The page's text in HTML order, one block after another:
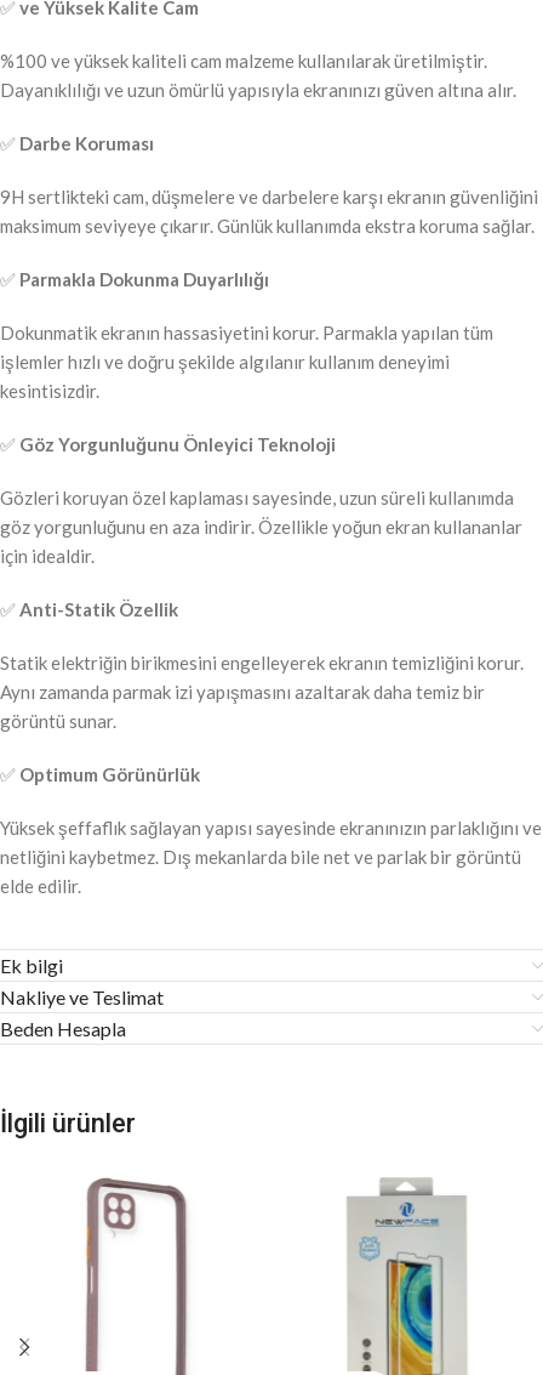
✅ve Yüksek Kalite Cam
%100 ve yüksek kaliteli cam malzeme kullanılarak üretilmiştir.
Dayanıklılığı ve uzun ömürlü yapısıyla ekranınızı güven altına alır.
✅ Darbe Koruması
9H sertlikteki cam, düşmelere ve darbelere karşı ekranın güvenliğini
maksimum seviyeye çıkarır. Günlük kullanımda ekstra koruma sağlar.
✅ Parmakla Dokunma Duyarlılığı
Dokunmatik ekranın hassasiyetini korur. Parmakla yapılan tüm
işlemler hızlı ve doğru şekilde algılanır kullanım deneyimi
kesintisizdir.
✅ Göz Yorgunluğunu Önleyici Teknoloji
Gözleri koruyan özel kaplaması sayesinde, uzun süreli kullanımda
göz yorgunluğunu en aza indirir. Özellikle yoğun ekran kullananlar
için idealdir.
✅Anti-Statik Özellik
Statik elektriğin birikmesini engelleyerek ekranın temizliğini korur.
Aynı zamanda parmak izi yapışmasını azaltarak daha temiz bir
görüntü sunar.
✅ Optimum Görünürlük
Yüksek şeffaflık sağlayan yapısı sayesinde ekranınızın parlaklığını ve
netliğini kaybetmez. Dış mekanlarda bile net ve parlak bir görüntü
elde edilir.
Ek bilgi
Nakliye ve Teslimat
Beden Hesapla
İlgili ürünler